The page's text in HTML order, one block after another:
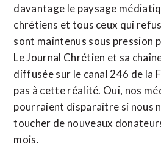
davantage le paysage
chrétiens et tous ceux qui
sont maintenus sous pression
Le Journal Chrétien et sa
diffusée sur le canal 246 de la
pas à cette réalité. Oui, nos
pourraient disparaître si nous
toucher de nouveaux
mois.